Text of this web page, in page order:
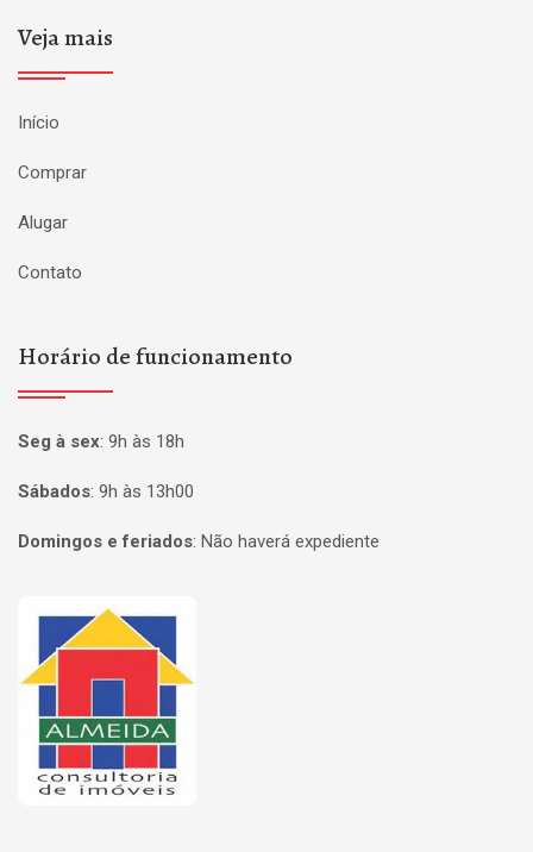
Veja mais
Início
Comprar
Alugar
Contato
Horário de funcionamento
Seg à sex: 9h às 18h
Sábados: 9h às 13h00
Domingos e feriados: Não haverá expediente
Página inicial